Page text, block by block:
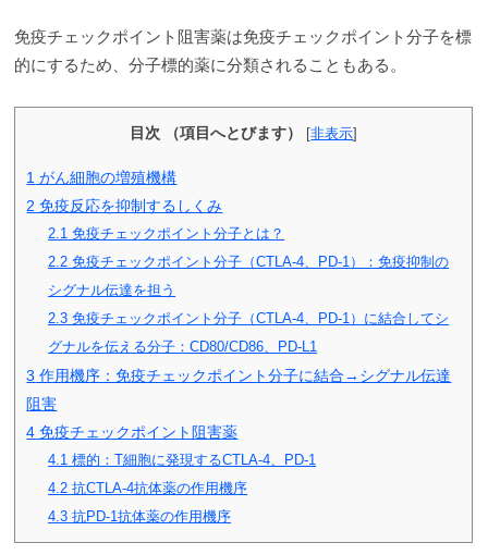
免疫チェックポイント阻害薬は免疫チェックポイント分子を標
的にするため、分子標的薬に分類されることもある。
目次 （項目へとびます） [非表示]
1 がん細胞の増殖機構
2 免疫反応を抑制するしくみ
2.1 免疫チェックポイント分子とは？
2.2 免疫チェックポイント分子（CTLA-4、PD-1）：免疫抑制の
シグナル伝達を担う
2.3 免疫チェックポイント分子（CTLA-4、PD-1）に結合してシ
グナルを伝える分子：CD80/CD86、PD-L1
3 作用機序：免疫チェックポイント分子に結合→シグナル伝達
阻害
4 免疫チェックポイント阻害薬
4.1 標的：T細胞に発現するCTLA-4、PD-1
4.2 抗CTLA-4抗体薬の作用機序
4.3 抗PD-1抗体薬の作用機序